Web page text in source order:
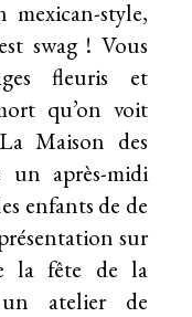
mexican-style,
swag ! Vous
fleuris et
qu’on voit
Maison des
un après-midi
enfants de de
sur
la fête de la
atelier de